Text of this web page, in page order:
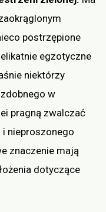
postrzępione
egzotyczne
niektórzy
w
pragną zwalczać
nieproszonego
znaczenie mają
dotyczące